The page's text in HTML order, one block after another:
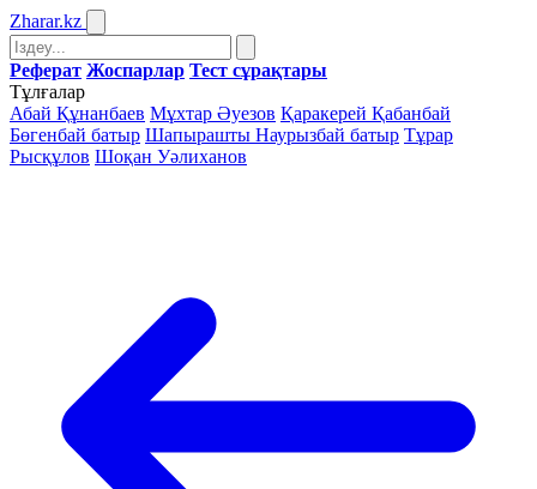
Zharar.kz
Реферат Жоспарлар Тест сұрақтары
Тұлғалар
Абай Құнанбаев Мұхтар Әуезов Қаракерей Қабанбай
Бөгенбай батыр Шапырашты Наурызбай батыр Тұрар
Рысқұлов Шоқан Уәлиханов